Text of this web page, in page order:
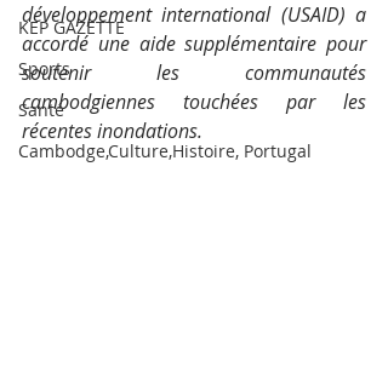
KEP GAZETTE
Sports
Santé
Cambodge,Culture,Histoire, Portugal
développement international (USAID) a
accordé une aide supplémentaire pour
soutenir les communautés
cambodgiennes touchées par les
récentes inondations.